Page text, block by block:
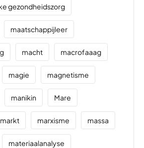
gezondheidszorg
maatschappijleer
macht macrofaaag
magie magnetisme
manikin Mare
markt marxisme massa
materiaalanalyse